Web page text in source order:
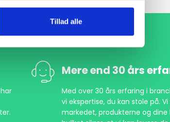
Tillad alle
Mere end 30 års
Med over 30 års erfaring i
vi ekspertise, du kan stole på.
markedet, produkterne og dine